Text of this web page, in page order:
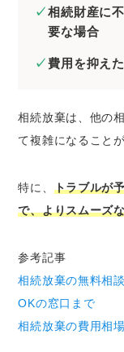
相続財産に
要な場合
費用を抑え
相続放棄は、他の
て複雑になること
特に、 トラブルが
で、よりスムーズ
参考記事
相続放棄の無料相
OKの窓口まで
相続放棄の費用相